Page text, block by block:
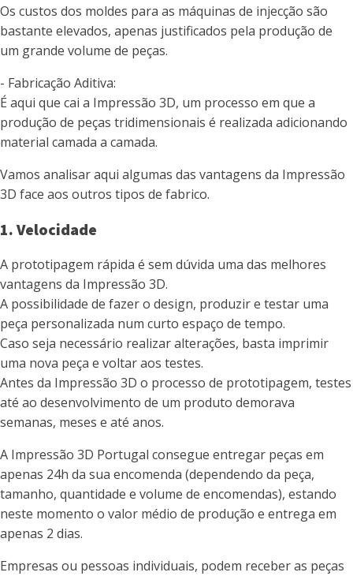
Os custos dos moldes para as máquinas de injecção são
bastante elevados, apenas justificados pela produção de
um grande volume de peças.
- Fabricação Aditiva:
É aqui que cai a Impressão 3D, um processo em que a
produção de peças tridimensionais é realizada adicionando
material camada a camada.
Vamos analisar aqui algumas das vantagens da Impressão
3D face aos outros tipos de fabrico.
1. Velocidade
A prototipagem rápida é sem dúvida uma das melhores
vantagens da Impressão 3D.
A possibilidade de fazer o design, produzir e testar uma
peça personalizada num curto espaço de tempo.
Caso seja necessário realizar alterações, basta imprimir
uma nova peça e voltar aos testes.
Antes da Impressão 3D o processo de prototipagem, testes
até ao desenvolvimento de um produto demorava
semanas, meses e até anos.
A Impressão 3D Portugal consegue entregar peças em
apenas 24h da sua encomenda (dependendo da peça,
tamanho, quantidade e volume de encomendas), estando
neste momento o valor médio de produção e entrega em
apenas 2 dias.
Empresas ou pessoas individuais, podem receber as peças